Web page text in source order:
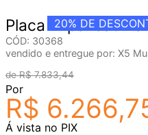
20% DE
Placa Expansão
CÓD: 30368
vendido e entregue por: X5
R$ 7.833,44
Por
R$ 6.266,
Á vista no PIX